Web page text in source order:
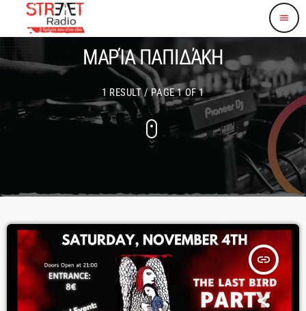
menu
ΜΑΡΊΑ ΠΑΠΙΔΆΚΗ
1 RESULT / PAGE 1 OF 1
insert_link